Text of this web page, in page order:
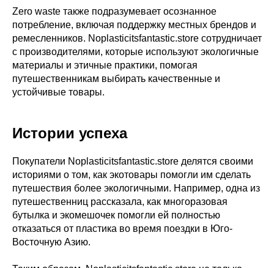
Zero waste также подразумевает осознанное
потребление, включая поддержку местных брендов и
ремесленников. Noplasticitsfantastic.store сотрудничает
с производителями, которые используют экологичные
материалы и этичные практики, помогая
путешественникам выбирать качественные и
устойчивые товары.
Истории успеха
Покупатели Noplasticitsfantastic.store делятся своими
историями о том, как экотовары помогли им сделать
путешествия более экологичными. Например, одна из
путешественниц рассказала, как многоразовая
бутылка и экомешочек помогли ей полностью
отказаться от пластика во время поездки в Юго-
Восточную Азию.